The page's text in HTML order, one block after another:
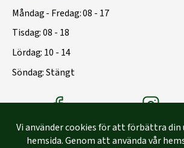
Måndag - Fredag: 08 - 17
Tisdag: 08 - 18
Lördag: 10 - 14
Söndag: Stängt
Träbolagets FacebookTräbolagets